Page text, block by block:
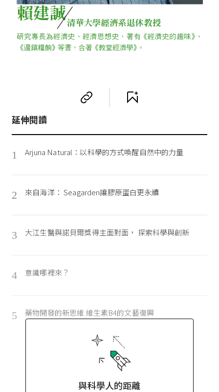
延伸閱讀
1 Arjuna Natural：以科學的方式喚醒自然中的力量
2 來自海洋： Seagarden讓膠原蛋白更永續
3 大江生醫與諾貝爾獎得主面對面， 探索科學與創新
4 意識哪裡來？
5 藥物開發的新思維 維生素B4的文藝復興
與科學人的距離